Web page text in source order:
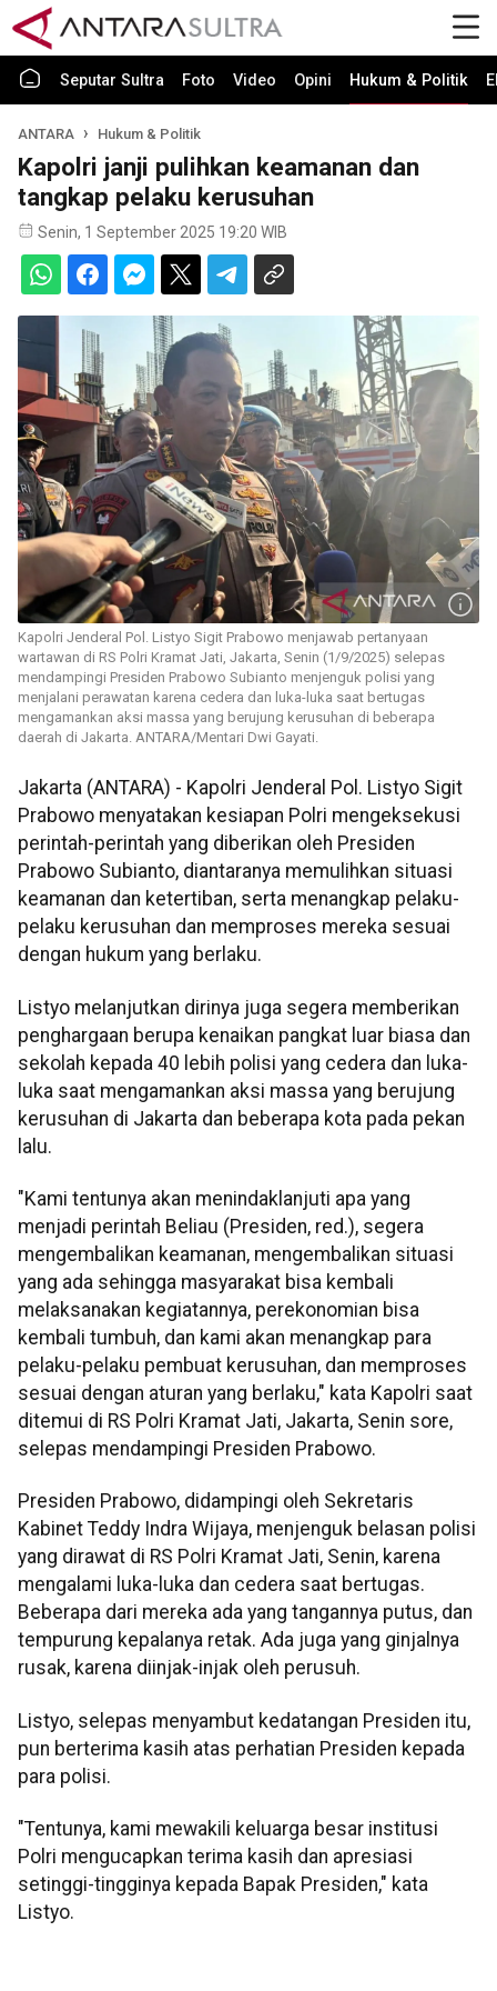
Seputar Sultra Foto Video Opini Hukum & Politik
ANTARA Hukum & Politik
Kapolri janji pulihkan keamanan dan
tangkap pelaku kerusuhan
Senin, 1 September 2025 19:20 WIB
Kapolri Jenderal Pol. Listyo Sigit Prabowo menjawab pertanyaan
wartawan di RS Polri Kramat Jati, Jakarta, Senin (1/9/2025) selepas
mendampingi Presiden Prabowo Subianto menjenguk polisi yang
menjalani perawatan karena cedera dan luka-luka saat bertugas
mengamankan aksi massa yang berujung kerusuhan di beberapa
daerah di Jakarta. ANTARA/Mentari Dwi Gayati.
Jakarta (ANTARA) - Kapolri Jenderal Pol. Listyo Sigit
Prabowo menyatakan kesiapan Polri mengeksekusi
perintah-perintah yang diberikan oleh Presiden
Prabowo Subianto, diantaranya memulihkan situasi
keamanan dan ketertiban, serta menangkap pelaku-
pelaku kerusuhan dan memproses mereka sesuai
dengan hukum yang berlaku.
Listyo melanjutkan dirinya juga segera memberikan
penghargaan berupa kenaikan pangkat luar biasa dan
sekolah kepada 40 lebih polisi yang cedera dan luka-
luka saat mengamankan aksi massa yang berujung
kerusuhan di Jakarta dan beberapa kota pada pekan
lalu.
"Kami tentunya akan menindaklanjuti apa yang
menjadi perintah Beliau (Presiden, red.), segera
mengembalikan keamanan, mengembalikan situasi
yang ada sehingga masyarakat bisa kembali
melaksanakan kegiatannya, perekonomian bisa
kembali tumbuh, dan kami akan menangkap para
pelaku-pelaku pembuat kerusuhan, dan memproses
sesuai dengan aturan yang berlaku," kata Kapolri saat
ditemui di RS Polri Kramat Jati, Jakarta, Senin sore,
selepas mendampingi Presiden Prabowo.
Presiden Prabowo, didampingi oleh Sekretaris
Kabinet Teddy Indra Wijaya, menjenguk belasan polisi
yang dirawat di RS Polri Kramat Jati, Senin, karena
mengalami luka-luka dan cedera saat bertugas.
Beberapa dari mereka ada yang tangannya putus, dan
tempurung kepalanya retak. Ada juga yang ginjalnya
rusak, karena diinjak-injak oleh perusuh.
Listyo, selepas menyambut kedatangan Presiden itu,
pun berterima kasih atas perhatian Presiden kepada
para polisi.
"Tentunya, kami mewakili keluarga besar institusi
Polri mengucapkan terima kasih dan apresiasi
setinggi-tingginya kepada Bapak Presiden," kata
Listyo.